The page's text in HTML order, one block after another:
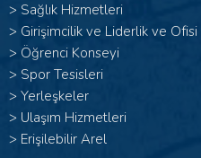
> Sağlık Hizmetleri
> Girişimcilik ve Liderlik ve Ofisi
> Öğrenci Konseyi
> Spor Tesisleri
> Yerleşkeler
> Ulaşım Hizmetleri
> Erişilebilir Arel